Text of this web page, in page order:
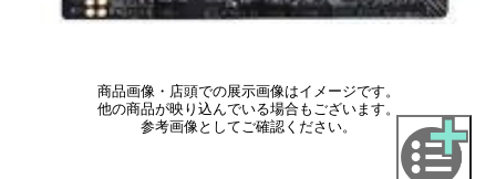
商品画像・店頭での展示画像はイメージです。
他の商品が映り込んでいる場合もございます。
参考画像としてご確認ください。